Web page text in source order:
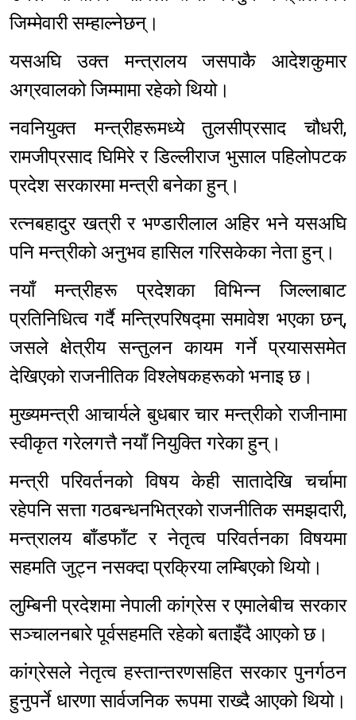
जिम्मेवारी सम्हाल्नेछन्।
यसअघि उक्त मन्त्रालय जसपाकै आदेशकुमार
अग्रवालको जिम्मामा रहेको थियो।
नवनियुक्त मन्त्रीहरूमध्ये तुलसीप्रसाद चौधरी,
रामजीप्रसाद घिमिरे र डिल्लीराज भुसाल पहिलोपटक
प्रदेश सरकारमा मन्त्री बनेका हुन्।
रत्नबहादुर खत्री र भण्डारीलाल अहिर भने यसअघि
पनि मन्त्रीको अनुभव हासिल गरिसकेका नेता हुन्।
नयाँ मन्त्रीहरू प्रदेशका विभिन्न जिल्लाबाट
प्रतिनिधित्व गर्दै मन्त्रिपरिषद्मा समावेश भएका छन्,
जसले क्षेत्रीय सन्तुलन कायम गर्ने प्रयाससमेत
देखिएको राजनीतिक विश्लेषकहरूको भनाइ छ।
मुख्यमन्त्री आचार्यले बुधबार चार मन्त्रीको राजीनामा
स्वीकृत गरेलगत्तै नयाँ नियुक्ति गरेका हुन्।
मन्त्री परिवर्तनको विषय केही सातादेखि चर्चामा
रहेपनि सत्ता गठबन्धनभित्रको राजनीतिक समझदारी,
मन्त्रालय बाँडफाँट र नेतृत्व परिवर्तनका विषयमा
सहमति जुट्न नसक्दा प्रक्रिया लम्बिएको थियो।
लुम्बिनी प्रदेशमा नेपाली कांग्रेस र एमालेबीच सरकार
सञ्चालनबारे पूर्वसहमति रहेको बताइँदै आएको छ।
कांग्रेसले नेतृत्व हस्तान्तरणसहित सरकार पुनर्गठन
हुनुपर्ने धारणा सार्वजनिक रूपमा राख्दै आएको थियो।